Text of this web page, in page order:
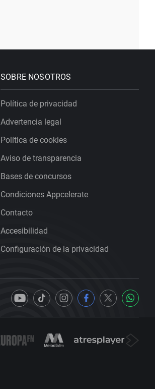
SOBRE NOSOTROS
Política de privacidad
Advertencia legal
Política de cookies
Aviso de transparencia
Bases de concursos
Condiciones Appcelerate
Contacto
Accesibilidad
Configuración de la privacidad